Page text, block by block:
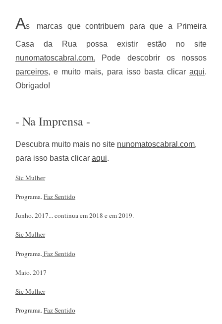
As marcas que contribuem para que a Primeira
Casa da Rua possa existir estão no site
nunomatoscabral.com. Pode descobrir os nossos
parceiros, e muito mais, para isso basta clicar aqui.
Obrigado!
- Na Imprensa -
Descubra muito mais no site nunomatoscabral.com,
para isso basta clicar aqui.
Sic Mulher
Programa.Faz Sentido
Junho. 2017... continua em 2018 e em 2019.
Sic Mulher
Programa. Faz Sentido
Maio. 2017
Sic Mulher
Programa.Faz Sentido